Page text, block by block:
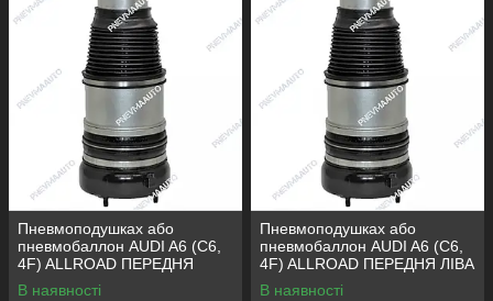
Пневмоподушках або
пневмобаллон AUDI A6 (C6,
4F) ALLROAD ПЕРЕДНЯ
ПРАВА
В наявності
Пневмоподушках або
пневмобаллон AUDI A6 (C6,
4F) ALLROAD ПЕРЕДНЯ ЛІВА
В наявності